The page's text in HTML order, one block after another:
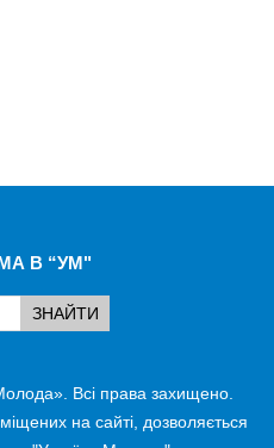
В “УМ"
Всі права захищено.
на сайті, дозволяється